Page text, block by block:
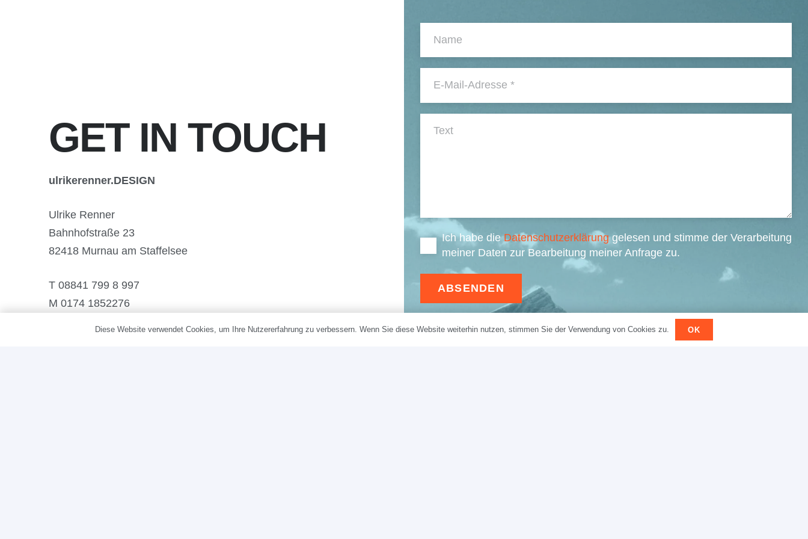
GET IN TOUCH
ulrikerenner.DESIGN
Ulrike Renner
Bahnhofstraße 23
82418 Murnau am Staffelsee
T 08841 799 8 997
M 0174 1852276
Ich habe dieDatenschutzerklärunggelesen und stimme der Verarbeitung
meiner Daten zur Bearbeitung meiner Anfrage zu.
ABSENDEN
Diese Website verwendet Cookies, um Ihre Nutzererfahrung zu verbessern. Wenn Sie diese Website weiterhin nutzen, stimmen Sie der Verwendung von Cookies zu. OK